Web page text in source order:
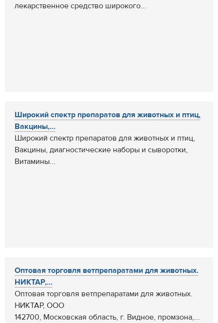
лекарственное средство широкого...
Широкий спектр препаратов для животных и птиц,
Вакцины,...
Широкий спектр препаратов для животных и птиц,
Вакцины, диагностические наборы и сыворотки,
Витамины...
Оптовая торговля ветпрепаратами для животных.
НИКТАР,...
Оптовая торговля ветпрепаратами для животных.
НИКТАР, ООО
142700, Московская область, г. Видное, промзона,...